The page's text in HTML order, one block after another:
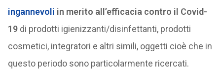
ingannevoli in merito all’efficacia contro il Covid-
19di prodotti igienizzanti/disinfettanti, prodotti
cosmetici, integratori e altri simili, oggetti cioè che in
questo periodo sono particolarmente ricercati.